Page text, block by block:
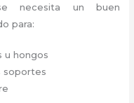
necesita un buen
para:
u hongos
soportes